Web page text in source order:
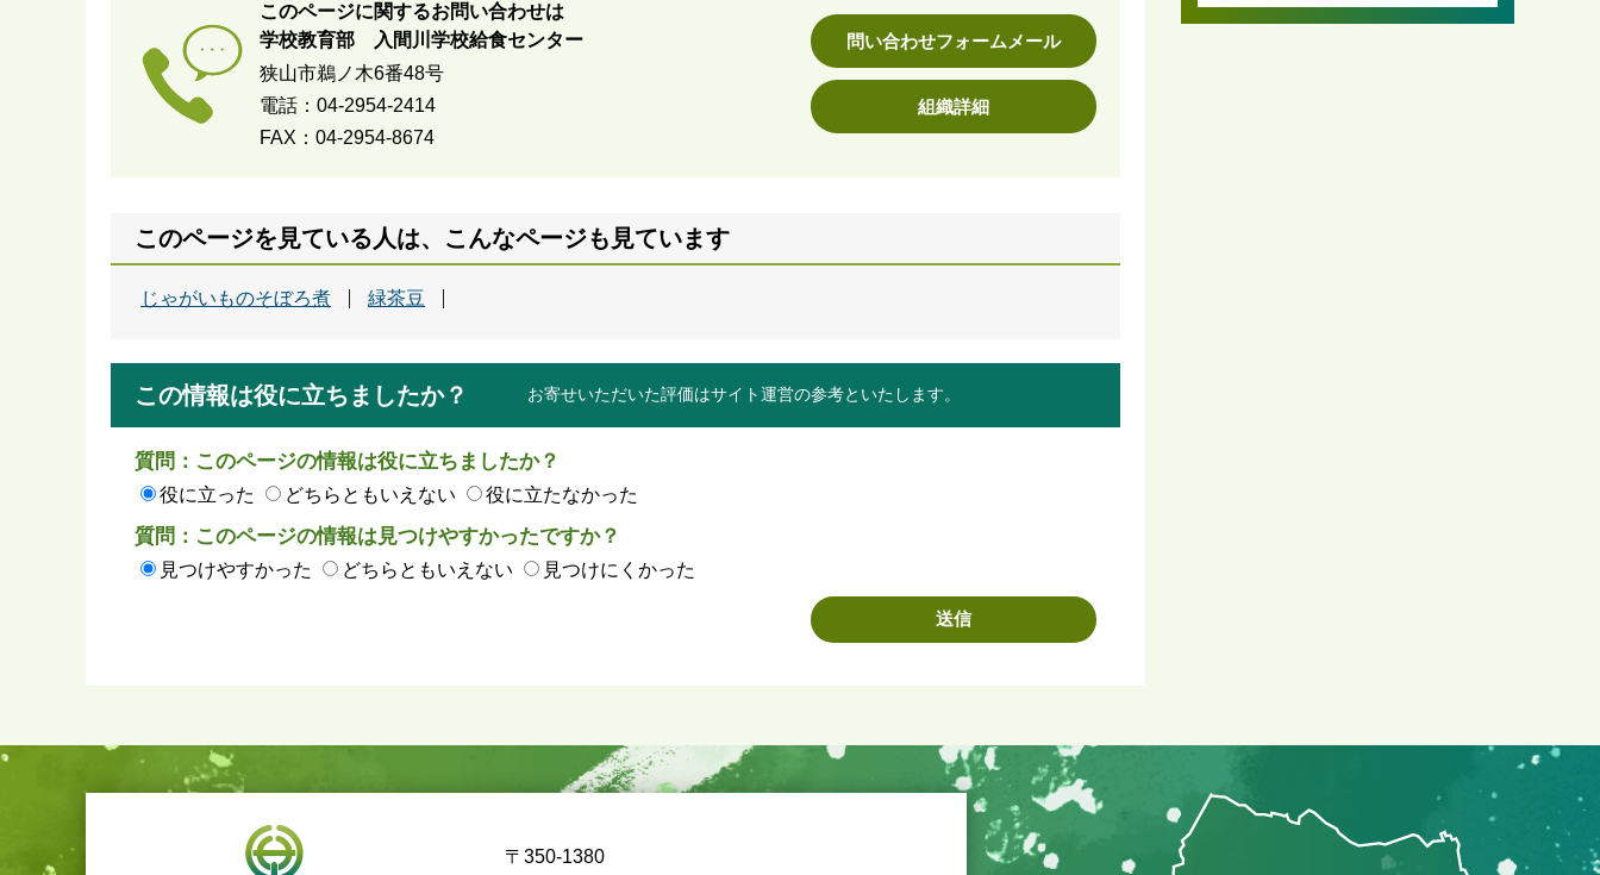
このページに関するお問い合わせは
学校教育部 入間川学校給食センター
狭山市鵜ノ木6番48号
電話：04-2954-2414
FAX：04-2954-8674
問い合わせフォームメール
組織詳細
このページを見ている人は、こんなページも見ています
じゃがいものそぼろ煮 緑茶豆
この情報は役に立ちましたか？ お寄せいただいた評価はサイト運営の参考といたします。
質問：このページの情報は役に立ちましたか？
役に立った どちらともいえない 役に立たなかった
質問：このページの情報は見つけやすかったですか？
見つけやすかった どちらともいえない 見つけにくかった
〒350-1380